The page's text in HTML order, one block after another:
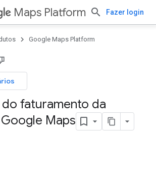
Maps Platform Fazer login
Google Maps Platform
faturamento da
Maps